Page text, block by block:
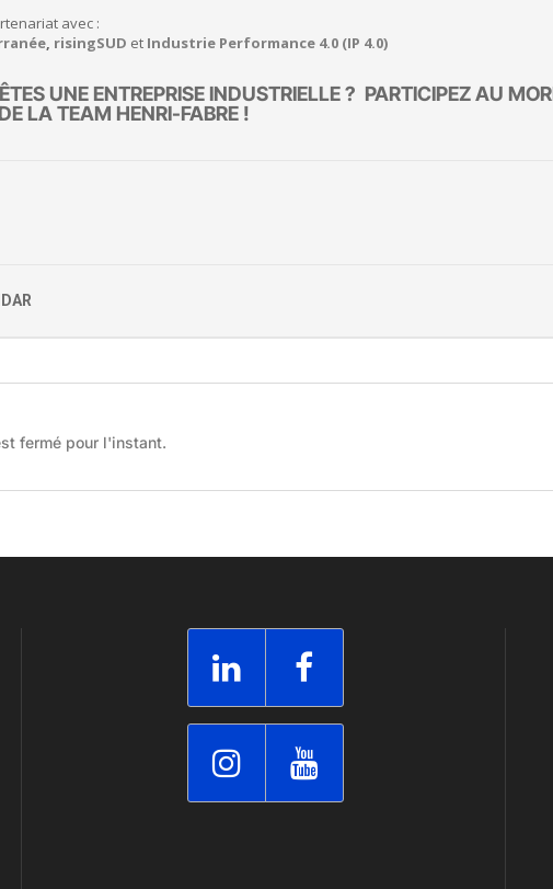
avec :
, risingSUD et Industrie Performance 4.0 (IP 4.0)
UNE ENTREPRISE INDUSTRIELLE ? PARTICIPEZ AU
LA TEAM HENRI-FABRE !
fermé pour l'instant.